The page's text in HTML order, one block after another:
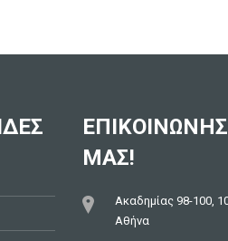
ΜΑΣ!
Ακαδημίας 98-100,
Αθήνα